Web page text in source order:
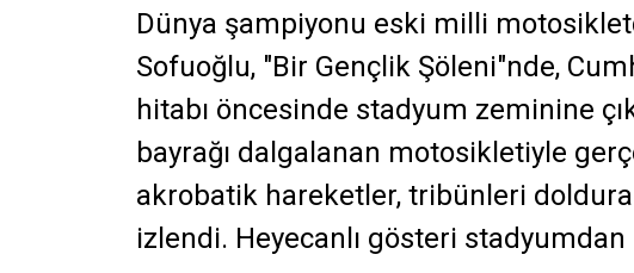
Dünya şampiyonu eski milli
Sofuoğlu, "Bir Gençlik Şöleni"nde,
hitabı öncesinde stadyum zeminine
bayrağı dalgalanan motosikletiyle
akrobatik hareketler, tribünleri
izlendi. Heyecanlı gösteri stadyumdan